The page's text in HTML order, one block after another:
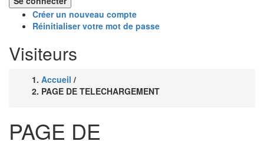
Créer un nouveau compte
Réinitialiser votre mot de passe
Visiteurs
Fil
Accueil /
PAGE DE TELECHARGEMENT
PAGE DE